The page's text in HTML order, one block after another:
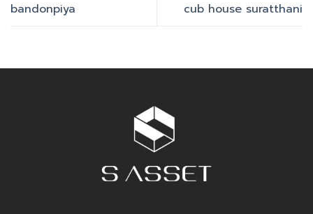
bandonpiya cub house suratthani